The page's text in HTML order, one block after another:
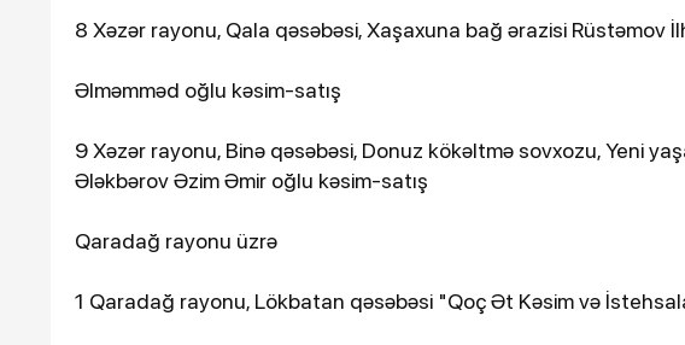
8 Xəzər rayonu, Qala qəsəbəsi, Xaşaxuna bağ ərazisi Rüstəmov
Əlməmməd oğlu kəsim-satış
9 Xəzər rayonu, Binə qəsəbəsi, Donuz kökəltmə sovxozu, Yeni
Ələkbərov Əzim Əmir oğlu kəsim-satış
Qaradağ rayonu üzrə
1 Qaradağ rayonu, Lökbatan qəsəbəsi "Qoç Ət Kəsim və